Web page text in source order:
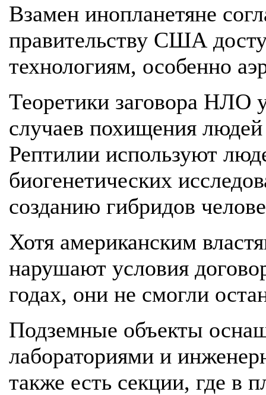
Взамен инопланетяне
правительству США
технологиям, особенно
Теоретики заговора НЛО
случаев похищения
Рептилии используют
биогенетических
созданию гибридов
Хотя американским
нарушают условия
годах, они не смогли
Подземные объекты
лабораториями и
также есть секции, где в